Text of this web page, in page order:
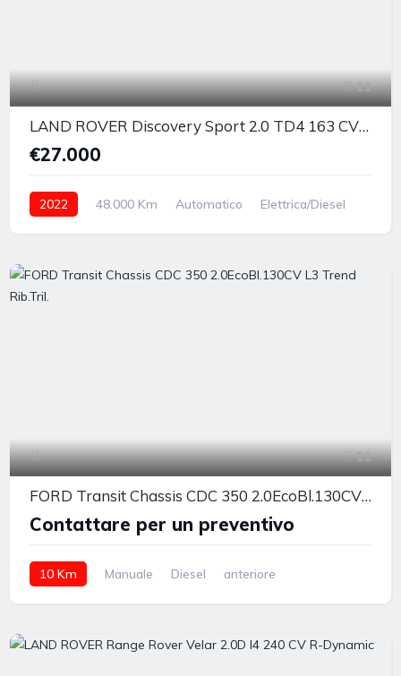
11
LAND ROVER Discovery Sport 2.0 TD4 163 CV AWD Auto SE
€27.000
2022 48.000 Km Automatico
Elettrica/Diesel
11
FORD Transit Chassis CDC 350 2.0EcoBl.130CV L3 Trend Rib.Tril.
Contattare per un preventivo
10 Km Manuale Diesel anteriore